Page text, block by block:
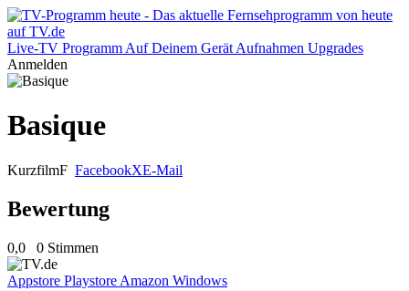
Live-TV Programm Auf Deinem Gerät Aufnahmen Upgrades
Anmelden
Basique
KurzfilmF FacebookXE-Mail
Bewertung
0,0 0 Stimmen
Appstore Playstore Amazon Windows